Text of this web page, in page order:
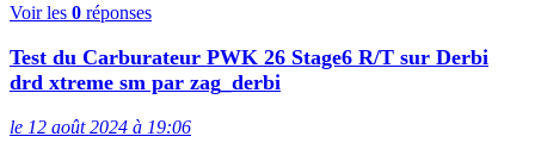
Voir les 0 réponses
Test du Carburateur PWK 26 Stage6 R/T sur Derbi
drd xtreme sm par zag_derbi
le 12 août 2024 à 19:06